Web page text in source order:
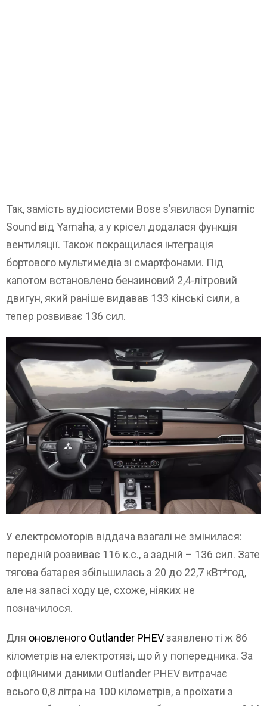
Так, замість аудіосистеми Bose з’явилася Dynamic
Sound від Yamaha, а у крісел додалася функція
вентиляції. Також покращилася інтеграція
бортового мультимедіа зі смартфонами. Під
капотом встановлено бензиновий 2,4-літровий
двигун, який раніше видавав 133 кінські сили, а
тепер розвиває 136 сил.
У електромоторів віддача взагалі не змінилася:
передній розвиває 116 к.с., а задній – 136 сил. Зате
тягова батарея збільшилась з 20 до 22,7 кВт*год,
але на запасі ходу це, схоже, ніяких не
позначилося.
Для оновленого Outlander PHEVзаявлено ті ж 86
кілометрів на електротязі, що й у попередника. За
офіційними даними Outlander PHEV витрачає
всього 0,8 літра на 100 кілометрів, а проїхати з